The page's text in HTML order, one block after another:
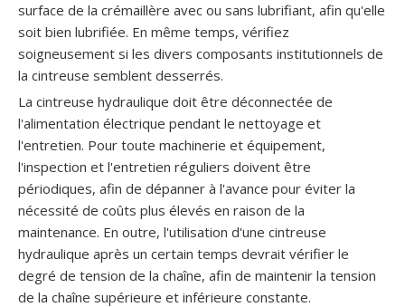
surface de la crémaillère avec ou sans lubrifiant, afin qu'elle
soit bien lubrifiée. En même temps, vérifiez
soigneusement si les divers composants institutionnels de
la cintreuse semblent desserrés.
La cintreuse hydraulique doit être déconnectée de
l'alimentation électrique pendant le nettoyage et
l'entretien. Pour toute machinerie et équipement,
l'inspection et l'entretien réguliers doivent être
périodiques, afin de dépanner à l'avance pour éviter la
nécessité de coûts plus élevés en raison de la
maintenance. En outre, l'utilisation d'une cintreuse
hydraulique après un certain temps devrait vérifier le
degré de tension de la chaîne, afin de maintenir la tension
de la chaîne supérieure et inférieure constante.